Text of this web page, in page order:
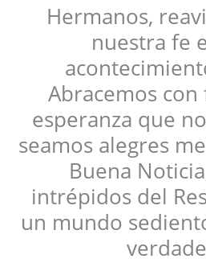
Hermanos,
nuestra fe
Abracemos con
esperanza que
seamos alegres
Buena
intrépidos del
un mundo